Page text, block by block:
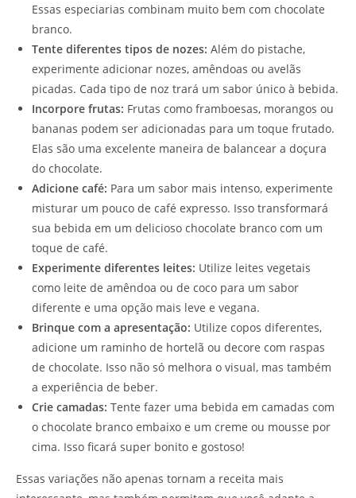
Essas especiarias combinam muito bem com chocolate
branco.
Tente diferentes tipos de nozes: Além do pistache,
experimente adicionar nozes, amêndoas ou avelãs
picadas. Cada tipo de noz trará um sabor único à bebida.
Incorpore frutas: Frutas como framboesas, morangos ou
bananas podem ser adicionadas para um toque frutado.
Elas são uma excelente maneira de balancear a doçura
do chocolate.
Adicione café: Para um sabor mais intenso, experimente
misturar um pouco de café expresso. Isso transformará
sua bebida em um delicioso chocolate branco com um
toque de café.
Experimente diferentes leites: Utilize leites vegetais
como leite de amêndoa ou de coco para um sabor
diferente e uma opção mais leve e vegana.
Brinque com a apresentação: Utilize copos diferentes,
adicione um raminho de hortelã ou decore com raspas
de chocolate. Isso não só melhora o visual, mas também
a experiência de beber.
Crie camadas: Tente fazer uma bebida em camadas com
o chocolate branco embaixo e um creme ou mousse por
cima. Isso ficará super bonito e gostoso!
Essas variações não apenas tornam a receita mais